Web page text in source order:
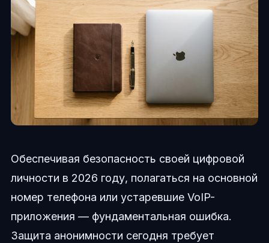
Обеспечивая безопасность своей цифровой
личности в 2026 году, полагаться на основной
номер телефона или устаревшие VoIP-
приложения — фундаментальная ошибка.
Защита анонимности сегодня требует